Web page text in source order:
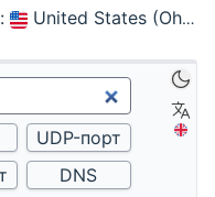
: United States (Ohio, Columbus)